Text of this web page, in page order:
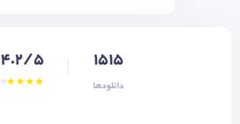
1515
دانلودها
4.2/5